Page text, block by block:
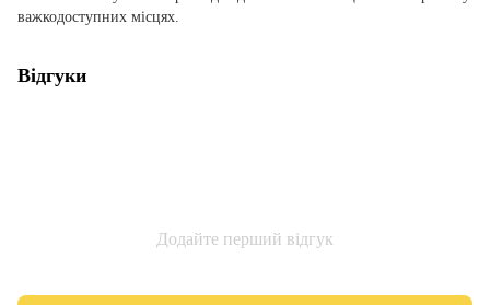
важкодоступних місцях.
Відгуки
Додайте перший відгук